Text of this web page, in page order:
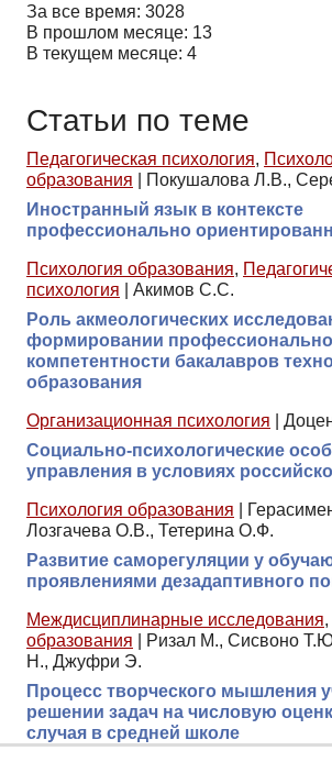
За все время: 3028
В прошлом месяце: 13
В текущем месяце: 4
Статьи по теме
Педагогическая психология,
образования
Покушалова Л.В.,
Иностранный язык в контексте
профессионально
Психология образования,
психология
Акимов С.С.
Роль акмеологических
формировании
компетентности бакалавров
образования
Организационная психология
Социально-психологические
управления в условиях
Психология образования
Лозгачева О.В., Тетерина О.Ф.
Развитие саморегуляции у
проявлениями дезадаптивного
Междисциплинарные исследования,
образования
Ризал М., Сисвоно
Н., Джуфри Э.
Процесс творческого мышления
решении задач на числовую
случая в средней школе